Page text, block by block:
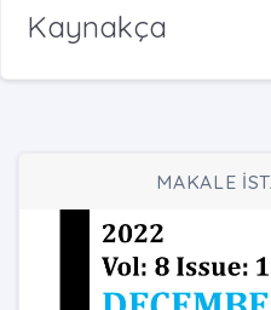
Kaynakça
MAKALE